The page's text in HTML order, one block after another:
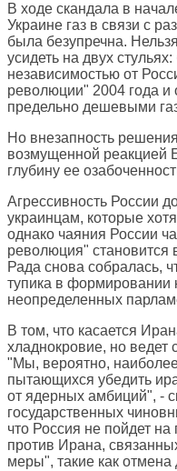
В ходе скандала в
Украине газ в связи с
была безупречна.
усидеть на двух
независимостью от
революции" 2004 года и
предельно дешевыми
Но внезапность
возмущенной
глубину ее
Агрессивность России
украинцам, которые
однако чаяния России
революция" становится
Рада снова собралась,
тупика в формировании
неопределенных
В том, что касается
хладнокровие, но ведет
"Мы, вероятно,
пытающихся убедить
от ядерных амбиций", -
государственных
что Россия не пойдет на
против Ирана,
меры", такие как отмена